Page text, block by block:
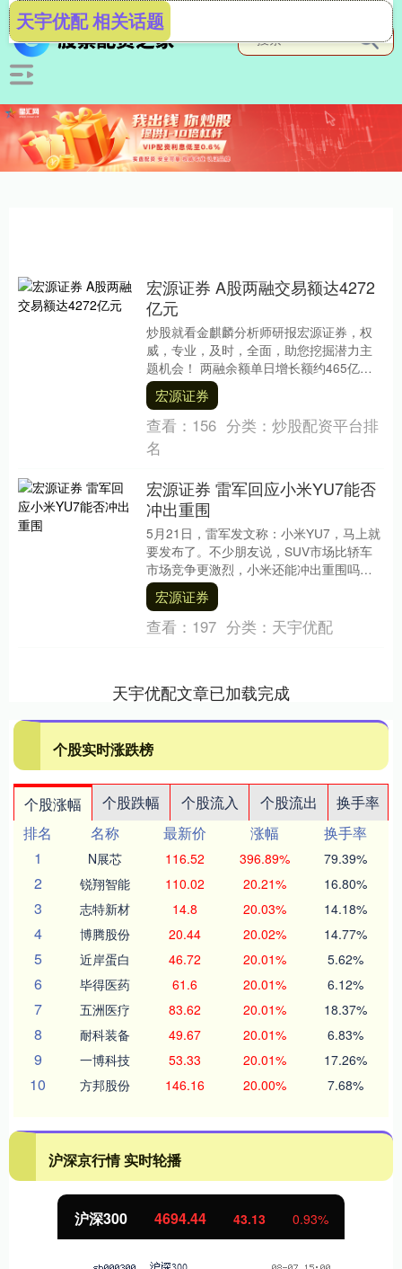
天宇优配 相关话题
宏源证券 A股两融交易额达4272
亿元
炒股就看金麒麟分析师研报宏源证券，权
威，专业，及时，全面，助您挖掘潜力主
题机会！ 两融余额单日增长额约465亿
元。 反映两融交易活跃度的A股市场两融交
易额创出历....
宏源证券
查看： 156 分类： 炒股配资平台排
名
宏源证券 雷军回应小米YU7能否
冲出重围
5月21日，雷军发文称：小米YU7，马上就
要发布了。不少朋友说，SUV市场比轿车
市场竞争更激烈，小米还能冲出重围吗？
这个领域高手如林，每个都有超强的竞争
力，确....
宏源证券
查看： 197 分类： 天宇优配
天宇优配文章已加载完成
个股实时涨跌榜
个股涨幅 个股跌幅 个股流入 个股流出
换手率
排名
名称 最新价 涨幅
换手率
1
N展芯 116.52 396.89% 79.39%
2 锐翔智能 110.02 20.21% 16.80%
3 志特新材 14.8 20.03% 14.18%
4 博腾股份 20.44 20.02% 14.77%
5 近岸蛋白 46.72 20.01% 5.62%
6 毕得医药 61.6 20.01% 6.12%
7 五洲医疗 83.62 20.01% 18.37%
8 耐科装备 49.67 20.01% 6.83%
9 一博科技 53.33 20.01% 17.26%
10 方邦股份 146.16 20.00% 7.68%
沪深京行情 实时轮播
沪深300 4694.44 43.13 0.93%